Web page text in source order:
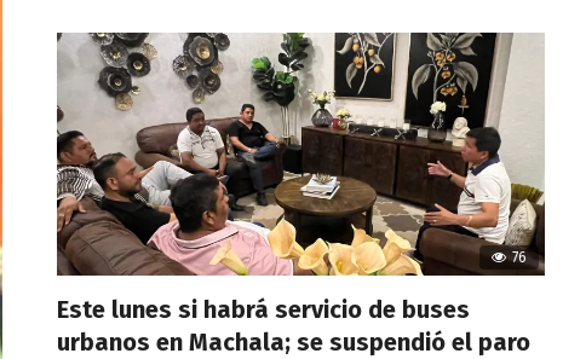
76
Este lunes si habrá servicio de buses
urbanos en Machala; se suspendió el paro